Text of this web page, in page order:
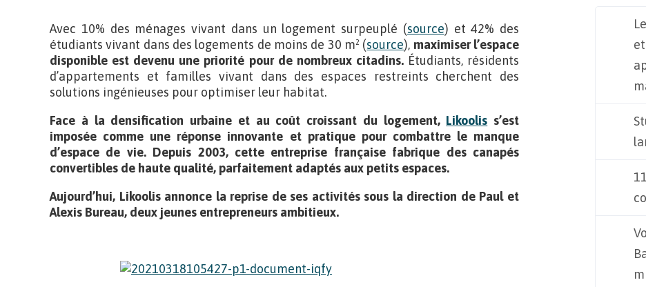
Avec 10% des ménages vivant dans un logement surpeuplé (source) et 42% des
étudiants vivant dans des logements de moins de 30 m² (source), maximiser l’espace
disponible est devenu une priorité pour de nombreux citadins.Étudiants, résidents
d’appartements et familles vivant dans des espaces restreints cherchent des
solutions ingénieuses pour optimiser leur habitat.
Face à la densification urbaine et au coût croissant du logement, Likoolis s’est
imposée comme une réponse innovante et pratique pour combattre le manque
d’espace de vie. Depuis 2003, cette entreprise française fabrique des canapés
convertibles de haute qualité, parfaitement adaptés aux petits espaces.
Aujourd’hui, Likoolis annonce la reprise de ses activités sous la direction de Paul et
Alexis Bureau, deux jeunes entrepreneurs ambitieux.